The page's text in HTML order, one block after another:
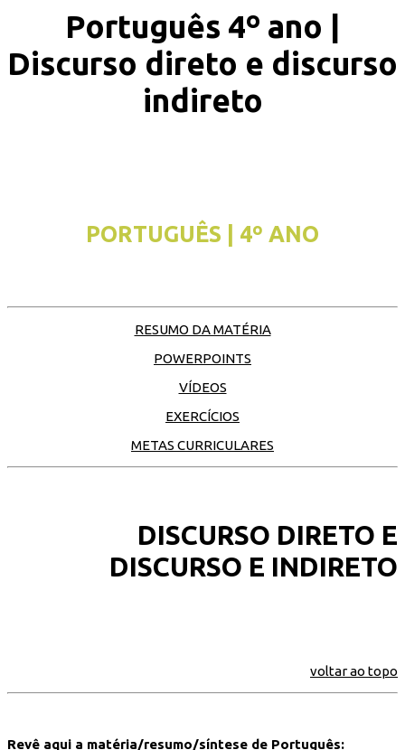
Português 4º ano |
Discurso direto e discurso
indireto
PORTUGUÊS | 4º ANO
RESUMO DA MATÉRIA
POWERPOINTS
VÍDEOS
EXERCÍCIOS
METAS CURRICULARES
DISCURSO DIRETO E
DISCURSO E INDIRETO
voltar ao topo
Revê aqui a matéria/resumo/síntese de Português: